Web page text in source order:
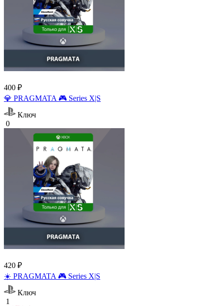
400 ₽
💎 PRAGMATA 🎮 Series X|S
Ключ
0
420 ₽
☀️ PRAGMATA 🎮 Series X|S
Ключ
1